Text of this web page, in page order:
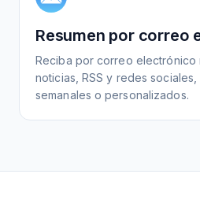
Resumen por correo
Reciba por correo electrónico
noticias, RSS y redes sociales,
semanales o personalizados.